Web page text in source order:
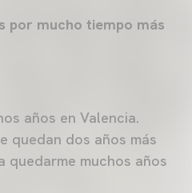
por mucho tiempo más
años en Valencia.
quedan dos años más
quedarme muchos años